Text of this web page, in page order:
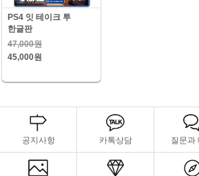
PS4 잇 테이크 투
한글판
47,000원
45,000원
공지사항 카톡상담 질문과